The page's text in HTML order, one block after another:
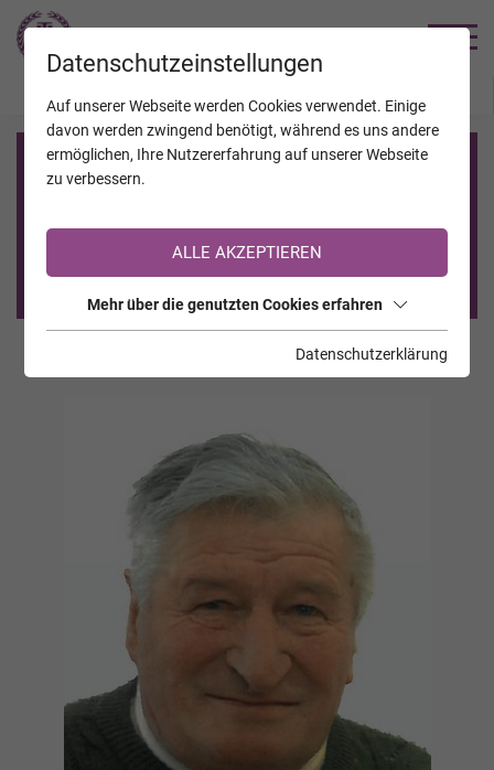
Registrierung auf TrauerHilfe.it
Sie sind noch nicht auf TrauerHilfe.it registriert?
>> zur kostenlosen Registrierung <<
Datenschutzeinstellungen
Auf unserer Webseite werden Cookies verwendet. Einige
davon werden zwingend benötigt, während es uns andere
ermöglichen, Ihre Nutzererfahrung auf unserer Webseite
zu verbessern.
ALLE AKZEPTIEREN
Mehr über die genutzten Cookies erfahren
Datenschutzerklärung
JAHRESTAGE KALENDER VERSTORBENE